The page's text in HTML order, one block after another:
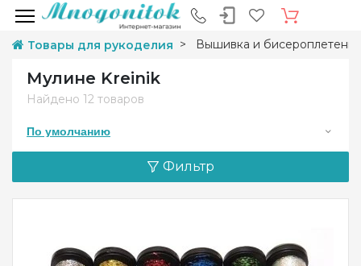
Товары для рукоделия Вышивка и
Мулине Kreinik
Найдено 12 товаров
По умолчанию
Фильтр